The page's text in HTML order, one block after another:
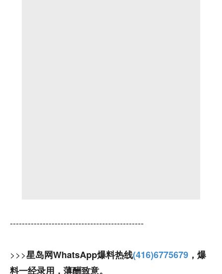
---------------------------------------------
>>>星岛网WhatsApp爆料热线(416)6775679 ，爆
料一经录用，薄酬致意。